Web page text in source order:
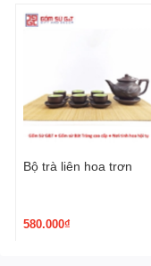
Bộ trà liên hoa trơn
580.000₫